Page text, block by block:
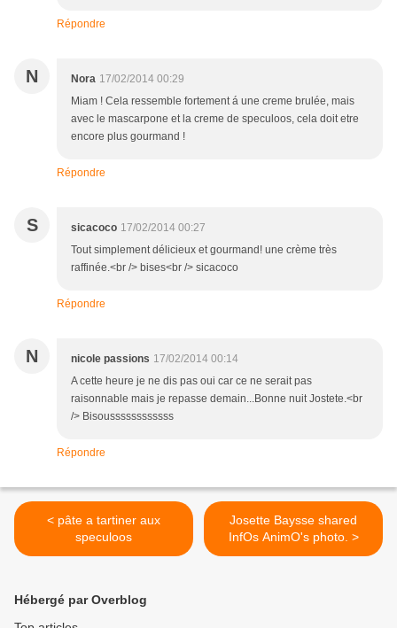
Répondre
N Nora 17/02/2014 00:29
Miam ! Cela ressemble fortement á une creme brulée, mais
avec le mascarpone et la creme de speculoos, cela doit etre
encore plus gourmand !
Répondre
S sicacoco 17/02/2014 00:27
Tout simplement délicieux et gourmand! une crème très
raffinée.<br /> bises<br /> sicacoco
Répondre
N nicole passions 17/02/2014 00:14
A cette heure je ne dis pas oui car ce ne serait pas
raisonnable mais je repasse demain...Bonne nuit Jostete.<br
/> Bisoussssssssssss
Répondre
< pâte a tartiner aux
speculoos
Josette Baysse shared
InfOs AnimO's photo. >
Hébergé par Overblog